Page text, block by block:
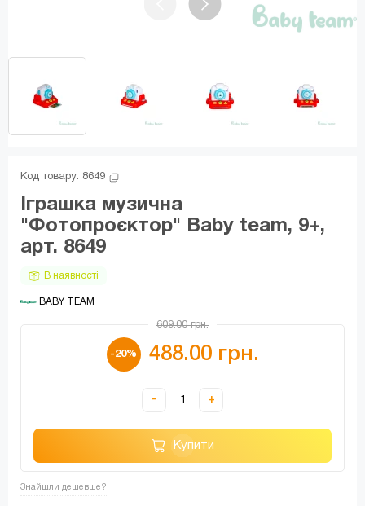
Код товару: 8649
Іграшка музична
"Фотопроєктор" Baby team, 9+,
арт. 8649
В наявності
BABY TEAM
-20%
609.00 грн.
488.00 грн.
- +
Купити
Знайшли дешевше?